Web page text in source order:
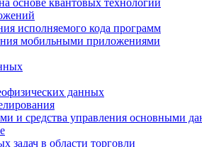
основе квантовых технологий
исполняемого кода программ
мобильными приложениями
данных
и средства управления основными
задач в области торговли